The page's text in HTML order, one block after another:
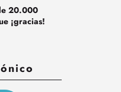
20.000
¡gracias!